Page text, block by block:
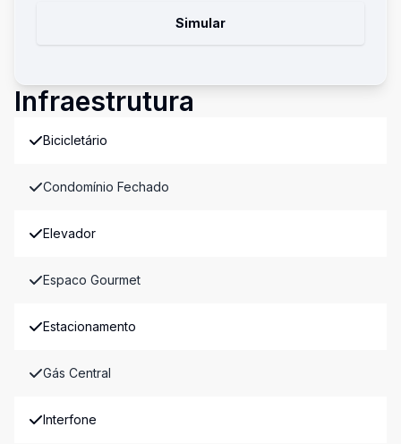
Simular
Infraestrutura
Bicicletário
Condomínio Fechado
Elevador
Espaco Gourmet
Estacionamento
Gás Central
Interfone